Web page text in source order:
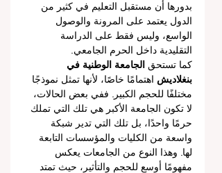
بدورها أن مستقبل التعليم في كثير من
الدول يعتمد على المرونة والوصول
الواسع، وليس فقط على الدراسة
التقليدية داخل الحرم الجامعي.
كما تستحق الجامعة الوطنية في
بنغلاديش اهتمامًا خاصًا، لأنها تمثل نموذجًا
مختلفًا للحجم الكبير. ففي بعض الحالات،
لا تكون الجامعة الأكبر هي تلك التي تملك
حرمًا واحدًا، بل تلك التي تدير شبكة
واسعة من الكليات والمؤسسات التابعة
لها. وهذا النوع من الجامعات يعكس
مفهومًا أوسع للحجم والتأثير، حيث تمتد